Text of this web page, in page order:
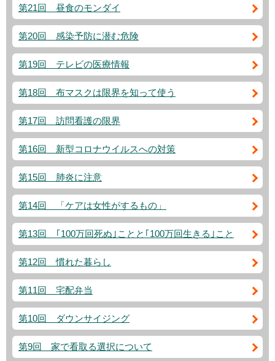
第21回 昼食のモンダイ
第20回 感染予防に潜む危険
第19回 テレビの医療情報
第18回 布マスクは限界を知って使う
第17回 訪問看護の限界
第16回 新型コロナウイルスへの対策
第15回 肺炎に注意
第14回 「ケアは女性がするもの」
第13回 ｢100万回死ぬ｣ことと｢100万回生きる｣こと
第12回 慣れた暮らし
第11回 宅配弁当
第10回 ダウンサイジング
第9回 家で看取る選択について